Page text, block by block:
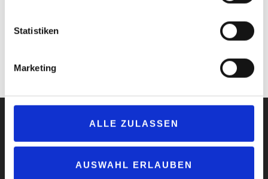
Statistiken
Marketing
ALLE ZULASSEN
AUSWAHL ERLAUBEN
Kunden neben Shell Stationen auch die von Avia, Eni/Agip, Esso,
Impressum